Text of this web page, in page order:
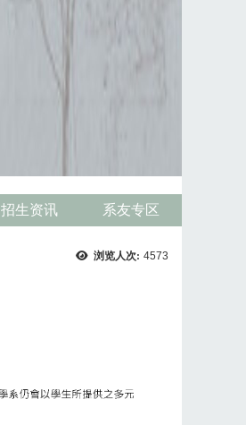
招生资讯 系友专区
浏览人次: 4573